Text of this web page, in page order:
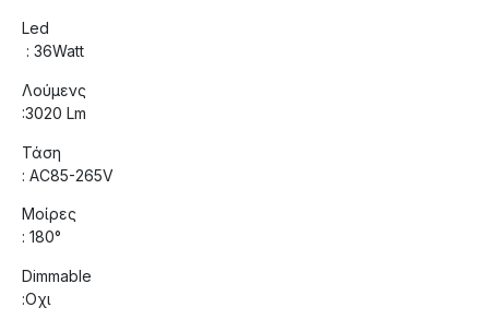
Led
: 36Watt
Λούμενς
:3020 Lm
Τάση
: AC85-265V
Μοίρες
: 180°
Dimmable
:Οχι